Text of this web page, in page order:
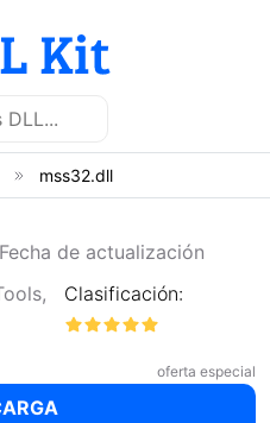
mss32.dll
Fecha de actualización
Clasificación:
oferta especial